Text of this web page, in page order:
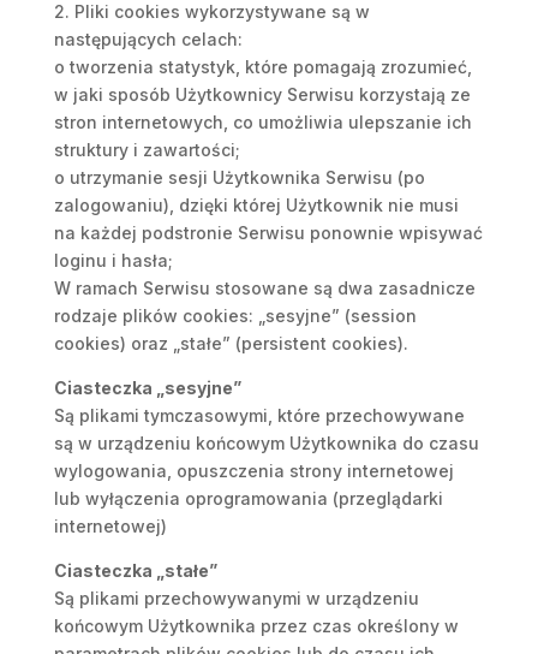
2. Pliki cookies wykorzystywane są w
następujących celach:
o tworzenia statystyk, które pomagają zrozumieć,
w jaki sposób Użytkownicy Serwisu korzystają ze
stron internetowych, co umożliwia ulepszanie ich
struktury i zawartości;
o utrzymanie sesji Użytkownika Serwisu (po
zalogowaniu), dzięki której Użytkownik nie musi
na każdej podstronie Serwisu ponownie wpisywać
loginu i hasła;
W ramach Serwisu stosowane są dwa zasadnicze
rodzaje plików cookies: „sesyjne” (session
cookies) oraz „stałe” (persistent cookies).
Ciasteczka „sesyjne”
Są plikami tymczasowymi, które przechowywane
są w urządzeniu końcowym Użytkownika do czasu
wylogowania, opuszczenia strony internetowej
lub wyłączenia oprogramowania (przeglądarki
internetowej)
Ciasteczka „stałe”
Są plikami przechowywanymi w urządzeniu
końcowym Użytkownika przez czas określony w